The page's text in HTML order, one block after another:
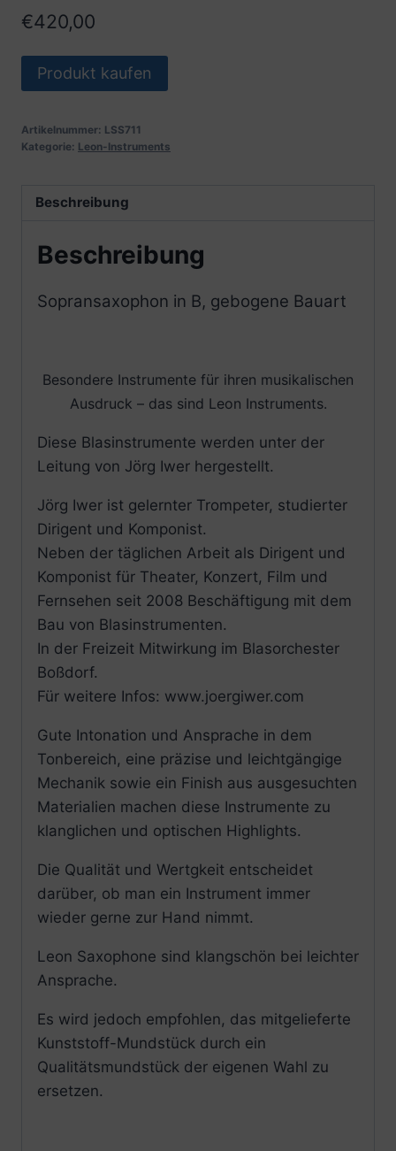
€420,00
Produkt kaufen
Artikelnummer: LSS711
Kategorie: Leon-Instruments
Beschreibung
Beschreibung
Sopransaxophon in B, gebogene Bauart
Besondere Instrumente für ihren musikalischen
Ausdruck – das sind Leon Instruments.
Diese Blasinstrumente werden unter der
Leitung von Jörg Iwer hergestellt.
Jörg Iwer ist gelernter Trompeter, studierter
Dirigent und Komponist.
Neben der täglichen Arbeit als Dirigent und
Komponist für Theater, Konzert, Film und
Fernsehen seit 2008 Beschäftigung mit dem
Bau von Blasinstrumenten.
In der Freizeit Mitwirkung im Blasorchester
Boßdorf.
Für weitere Infos: www.joergiwer.com
Gute Intonation und Ansprache in dem
Tonbereich, eine präzise und leichtgängige
Mechanik sowie ein Finish aus ausgesuchten
Materialien machen diese Instrumente zu
klanglichen und optischen Highlights.
Die Qualität und Wertgkeit entscheidet
darüber, ob man ein Instrument immer
wieder gerne zur Hand nimmt.
Leon Saxophone sind klangschön bei leichter
Ansprache.
Es wird jedoch empfohlen, das mitgelieferte
Kunststoff-Mundstück durch ein
Qualitätsmundstück der eigenen Wahl zu
ersetzen.